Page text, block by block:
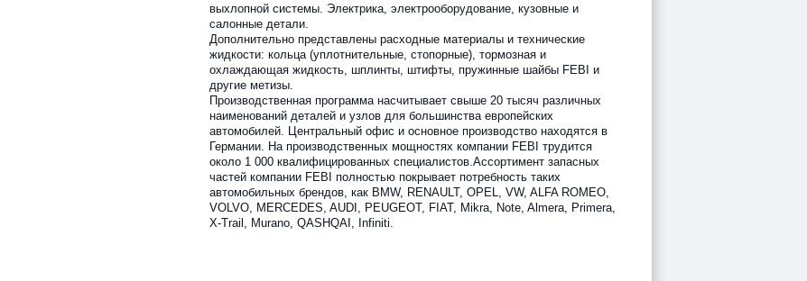
выхлопной системы. Электрика, электрооборудование, кузовные и
салонные детали.
Дополнительно представлены расходные материалы и технические
жидкости: кольца (уплотнительные, стопорные), тормозная и
охлаждающая жидкость, шплинты, штифты, пружинные шайбы FEBI и
другие метизы.
Производственная программа насчитывает свыше 20 тысяч различных
наименований деталей и узлов для большинства европейских
автомобилей. Центральный офис и основное производство находятся в
Германии. На производственных мощностях компании FEBI трудится
около 1 000 квалифицированных специалистов.Ассортимент запасных
частей компании FEBI полностью покрывает потребность таких
автомобильных брендов, как BMW, RENAULT, OPEL, VW, ALFA ROMEO,
VOLVO, MERCEDES, AUDI, PEUGEOT, FIAT, Mikra, Note, Almera, Primera,
X-Trail, Murano, QASHQAI, Infiniti.